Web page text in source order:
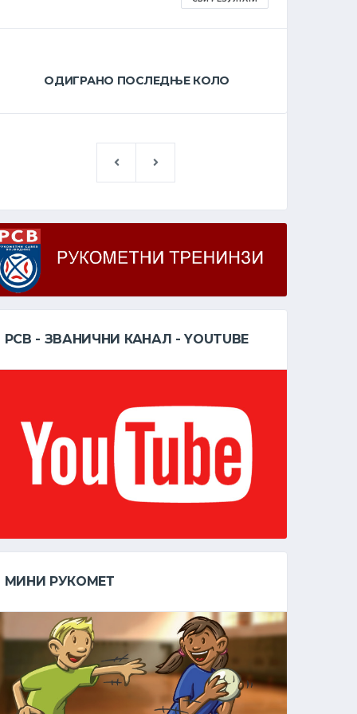
ОДИГРАНО ПОСЛЕДЊЕ КОЛО
РСВ - ЗВАНИЧНИ КАНАЛ - YOUTUBE
МИНИ РУКОМЕТ